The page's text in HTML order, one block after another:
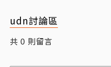
udn討論區
共 0 則留言